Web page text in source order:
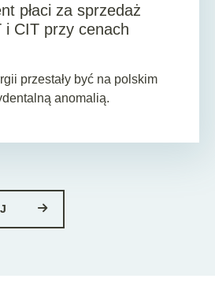
płaci za sprzedaż
CIT przy cenach
przestały być na polskim
anomalią.